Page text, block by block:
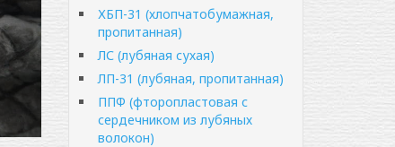
ХБП-31 (хлопчатобумажная,
пропитанная)
ЛС (лубяная сухая)
ЛП-31 (лубяная, пропитанная)
ППФ (фторопластовая с
сердечником из лубяных
волокон)